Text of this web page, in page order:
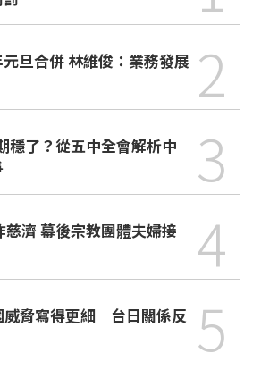
旦合併 林維俊：業務發展 2
3
濟 幕後宗教團體夫婦接
4
威脅寫得更細 台日關係反 5